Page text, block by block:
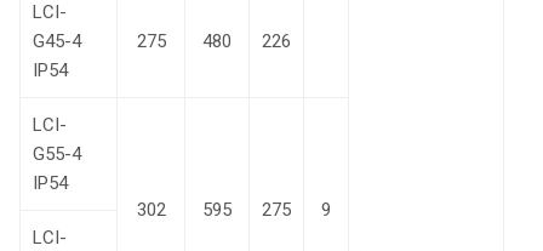
LCI-
G45-4
IP54
275 480 226
LCI-
G55-4
IP54
302
595 275
9
LCI-